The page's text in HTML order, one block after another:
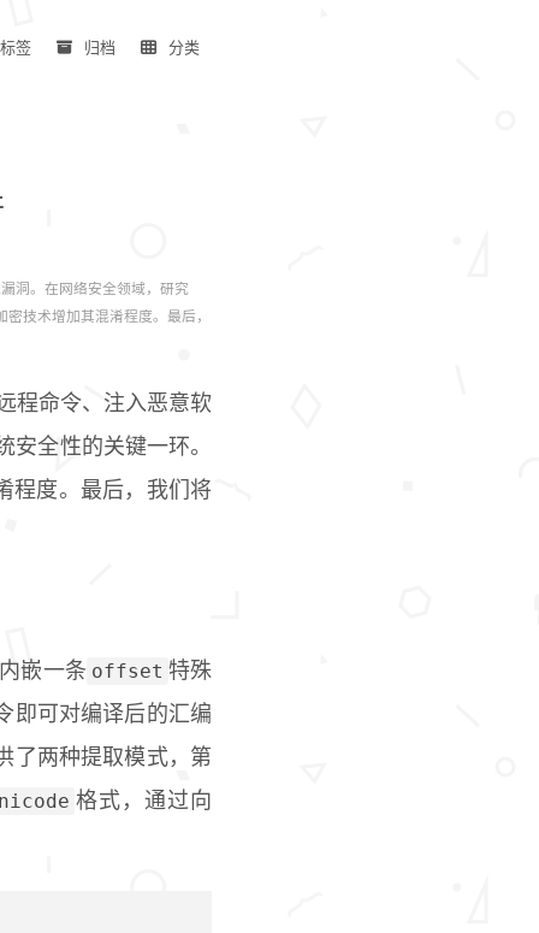
标签 归档 分类
洞。在网络安全领域，研究
技术增加其混淆程度。最后，
程命令、注入恶意软
安全性的关键一环。
程度。最后，我们将
嵌一条 offset 特殊
即可对编译后的汇编
了两种提取模式，第
格式，通过向